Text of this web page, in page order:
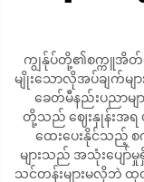
ကျွန်ုပ်တို့၏စက္ကူအိတ်ပို့
မျိုးသောလိုအပ်ချက်မျ
ခေတ်မီနည်းပညာမျ
တို့သည် ဈေးနှုန်းအရ
ထေးပေးနိုင်သည့်
များသည် အသုံးပျော်
သင်တန်းများမလိုဘဲ